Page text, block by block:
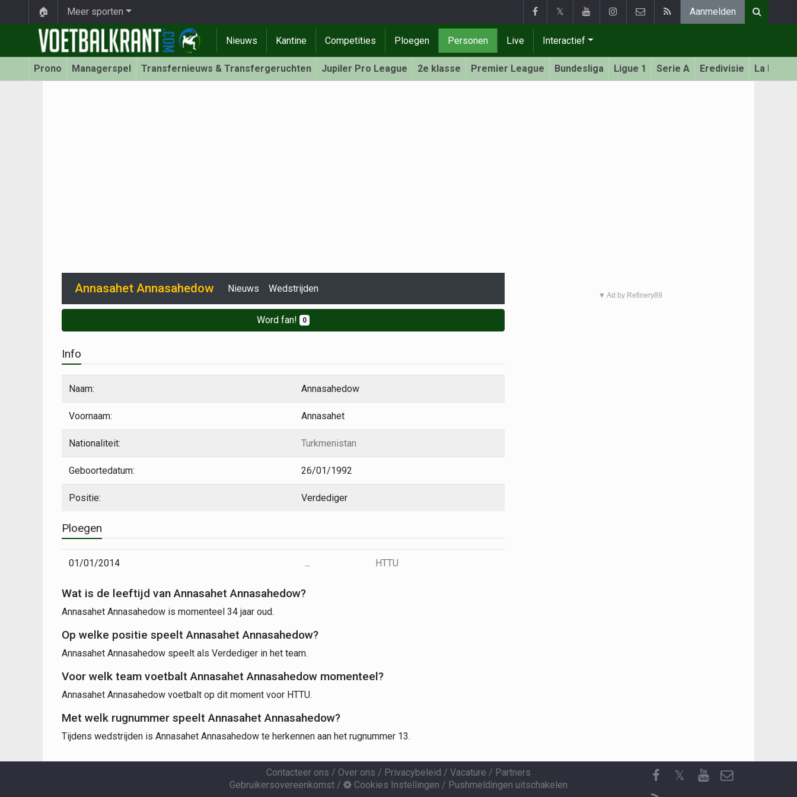
🏠 Meer sporten 𝕏 Aanmelden
Nieuws Kantine Competities Ploegen Personen Live Interactief
Prono Managerspel Transfernieuws & Transfergeruchten Jupiler Pro League 2e klasse Premier League Bundesliga Ligue 1 Serie A Eredivisie La Liga
Annasahet Annasahedow Nieuws Wedstrijden
Word fan! 0
Info
Naam: Annasahedow
Voornaam: Annasahet
Nationaliteit: Turkmenistan
Geboortedatum: 26/01/1992
Positie: Verdediger
Ploegen
01/01/2014 ... HTTU
Wat is de leeftijd van Annasahet Annasahedow?
Annasahet Annasahedow is momenteel 34 jaar oud.
Op welke positie speelt Annasahet Annasahedow?
Annasahet Annasahedow speelt als Verdediger in het team.
Voor welk team voetbalt Annasahet Annasahedow momenteel?
Annasahet Annasahedow voetbalt op dit moment voor HTTU.
Met welk rugnummer speelt Annasahet Annasahedow?
Tijdens wedstrijden is Annasahet Annasahedow te herkennen aan het rugnummer 13.
▼ Ad by Refinery89
Contacteer ons / Over ons / Privacybeleid / Vacature / Partners
Gebruikersovereenkomst / Cookies Instellingen / Pushmeldingen uitschakelen
𝕏